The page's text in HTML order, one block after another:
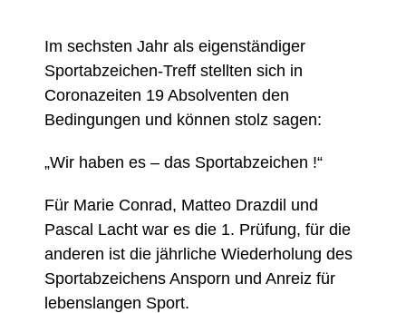
Im sechsten Jahr als eigenständiger
Sportabzeichen-Treff stellten sich in
Coronazeiten 19 Absolventen den
Bedingungen und können stolz sagen:
„Wir haben es – das Sportabzeichen !“
Für Marie Conrad, Matteo Drazdil und
Pascal Lacht war es die 1. Prüfung, für die
anderen ist die jährliche Wiederholung des
Sportabzeichens Ansporn und Anreiz für
lebenslangen Sport.